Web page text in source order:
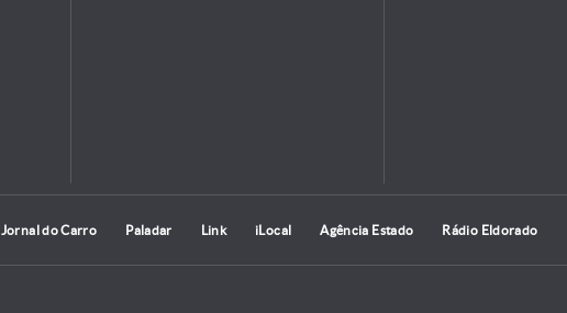
Jornal do Carro Paladar Link iLocal Agência Estado Rádio Eldorado